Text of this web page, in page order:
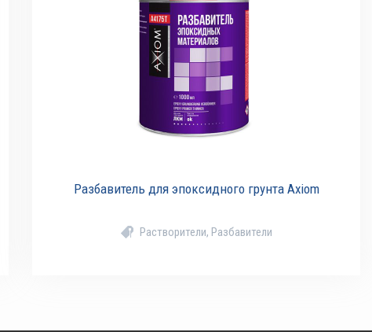
Разбавитель для эпоксидного грунта Axiom
Растворители, Разбавители